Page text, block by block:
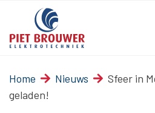
Home Nieuws
Sfeer in
geladen!